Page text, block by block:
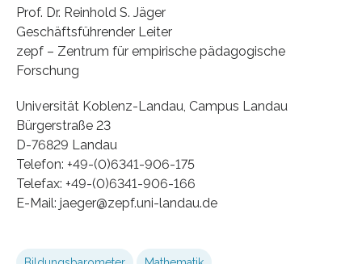
Prof. Dr. Reinhold S. Jäger
Geschäftsführender Leiter
zepf – Zentrum für empirische pädagogische
Forschung
Universität Koblenz-Landau, Campus Landau
Bürgerstraße 23
D-76829 Landau
Telefon: +49-(0)6341-906-175
Telefax: +49-(0)6341-906-166
E-Mail: jaeger@zepf.uni-landau.de